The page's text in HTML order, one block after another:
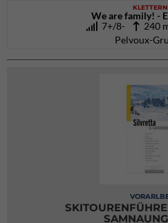
KLETTERN
We are family! -
7+/8-
240
Pelvoux-